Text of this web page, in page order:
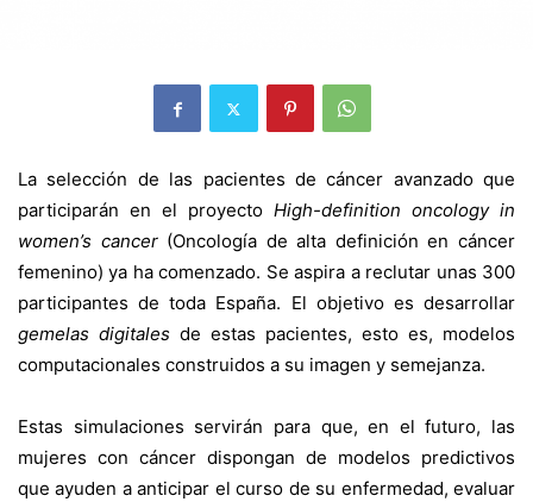
La selección de las pacientes de cáncer avanzado que
participarán en el proyecto High-definition oncology in
women’s cancer (Oncología de alta definición en cáncer
femenino) ya ha comenzado. Se aspira a reclutar unas 300
participantes de toda España. El objetivo es desarrollar
gemelas digitales de estas pacientes, esto es, modelos
computacionales construidos a su imagen y semejanza.
Estas simulaciones servirán para que, en el futuro, las
mujeres con cáncer dispongan de modelos predictivos
que ayuden a anticipar el curso de su enfermedad, evaluar